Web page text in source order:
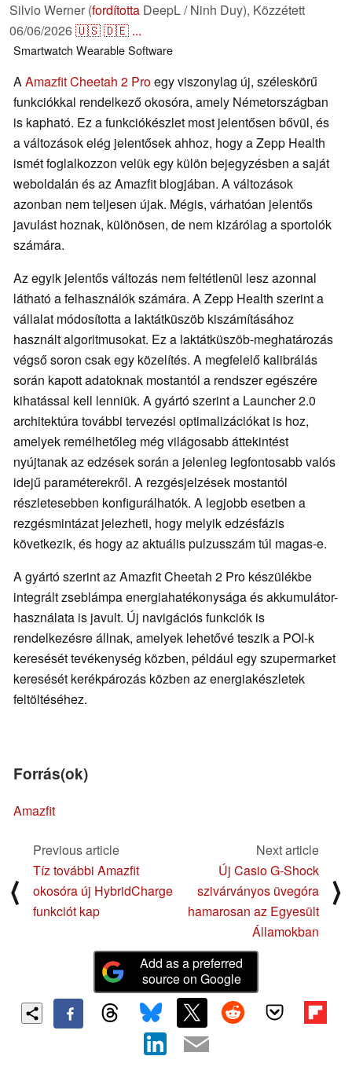
Silvio Werner (fordította DeepL / Ninh Duy), Közzétett
06/06/2026🇺🇸🇩🇪 ...
Smartwatch WearableSoftware
AAmazfit Cheetah 2 Proegy viszonylag új, széleskörű
funkciókkal rendelkező okosóra, amely Németországban
is kapható. Ez a funkciókészlet most jelentősen bővül, és
a változások elég jelentősek ahhoz, hogy a Zepp Health
ismét foglalkozzon velük egy külön bejegyzésben a saját
weboldalán és az Amazfit blogjában. A változások
azonban nem teljesen újak. Mégis, várhatóan jelentős
javulást hoznak, különösen, de nem kizárólag a sportolók
számára.
Az egyik jelentős változás nem feltétlenül lesz azonnal
látható a felhasználók számára. A Zepp Health szerint a
vállalat módosította a laktátküszöb kiszámításához
használt algoritmusokat. Ez a laktátküszöb-meghatározás
végső soron csak egy közelítés. A megfelelő kalibrálás
során kapott adatoknak mostantól a rendszer egészére
kihatással kell lenniük. A gyártó szerint a Launcher 2.0
architektúra további tervezési optimalizációkat is hoz,
amelyek remélhetőleg még világosabb áttekintést
nyújtanak az edzések során a jelenleg legfontosabb valós
idejű paraméterekről. A rezgésjelzések mostantól
részletesebben konfigurálhatók. A legjobb esetben a
rezgésmintázat jelezheti, hogy melyik edzésfázis
következik, és hogy az aktuális pulzusszám túl magas-e.
A gyártó szerint az Amazfit Cheetah 2 Pro készülékbe
integrált zseblámpa energiahatékonysága és akkumulátor-
használata is javult. Új navigációs funkciók is
rendelkezésre állnak, amelyek lehetővé teszik a POI-k
keresését tevékenység közben, például egy szupermarket
keresését kerékpározás közben az energiakészletek
feltöltéséhez.
Forrás(ok)
Amazfit
⟨
Previous article
Tíz további Amazfit
okosóra új HybridCharge
funkciót kap
Next article
Új Casio G-Shock
szivárványos üvegóra
hamarosan az Egyesült
Államokban
⟩
Add as a preferred
source on Google